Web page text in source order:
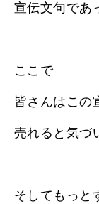
宣伝文句であ
ここで
皆さんはこの
売れると気づ
そしてもっと